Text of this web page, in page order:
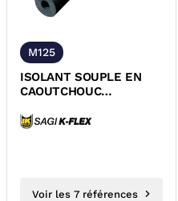
M125
ISOLANT SOUPLE EN
CAOUTCHOUC
FENDU M1 Ep. 25mm
Voir les 7 références